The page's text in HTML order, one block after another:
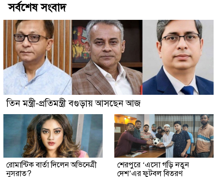
সর্বশেষ সংবাদ
তিন মন্ত্রী-প্রতিমন্ত্রী বগুড়ায় আসছেন আজ
রোমান্টিক বার্তা দিলেন অভিনেত্রী
নুসরাত?
শেরপুরে ‘এসো গড়ি নতুন
দেশ’এর ফুটবল বিতরণ